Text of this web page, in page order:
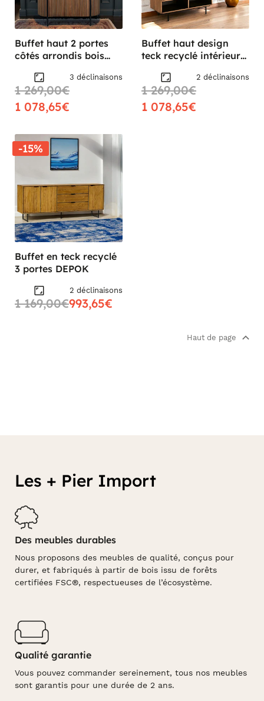
Buffet haut 2 portes
côtés arrondis bois
3 déclinaisons
1 269,00€
1 078,65€
Buffet haut design
teck recyclé intérieur
2 déclinaisons
1 269,00€
1 078,65€
-15%
Buffet en teck recyclé
3 portes DEPOK
2 déclinaisons
1 169,00€993,65€
Haut de page
Les + Pier Import
Des meubles durables
Nous proposons des meubles de qualité, conçus pour
durer, et fabriqués à partir de bois issu de forêts
certifiées FSC®, respectueuses de l’écosystème.
Qualité garantie
Vous pouvez commander sereinement, tous nos meubles
sont garantis pour une durée de 2 ans.